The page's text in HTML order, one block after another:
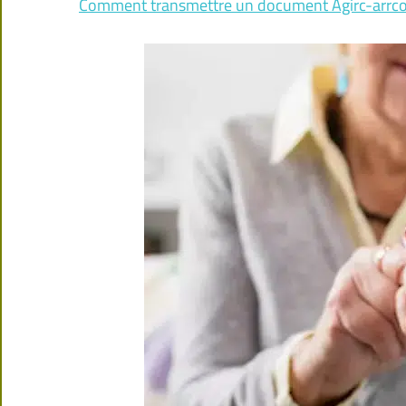
Comment transmettre un document Agirc-